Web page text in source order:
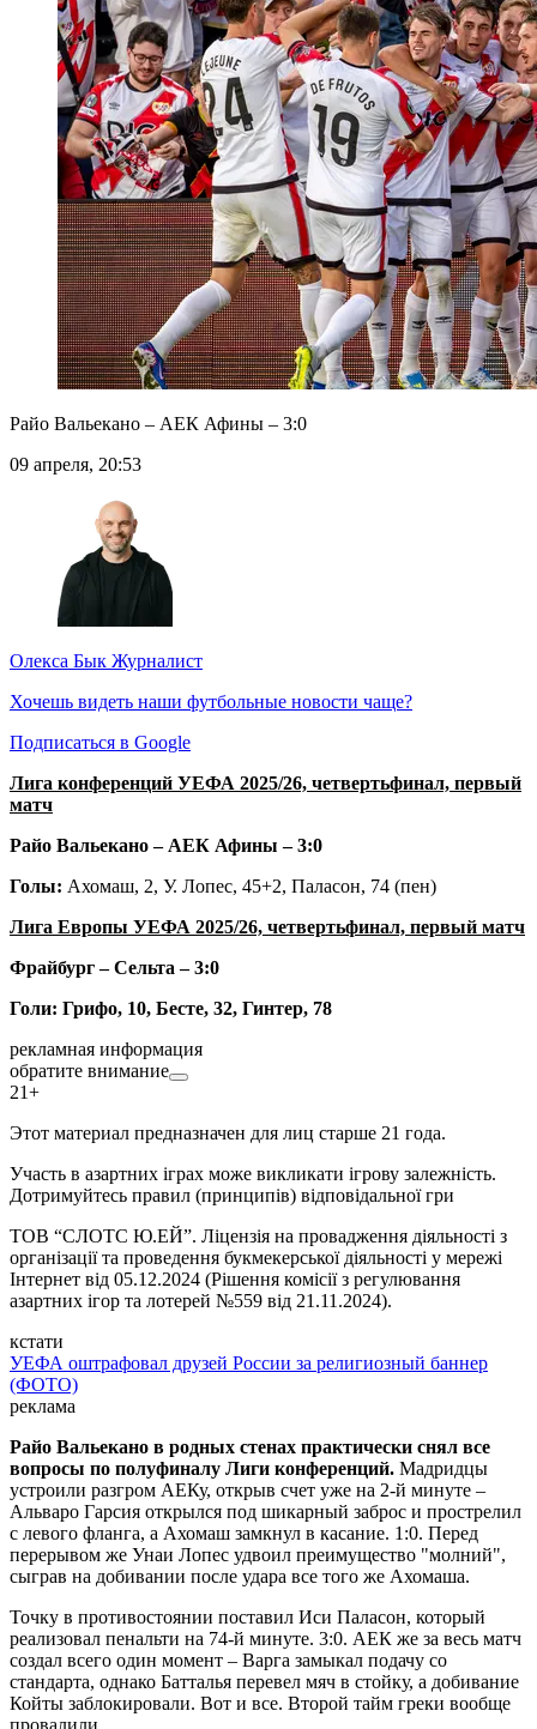
Райо Вальекано – АЕК Афины – 3:0
09 апреля, 20:53
Олекса Бык Журналист
Хочешь видеть наши футбольные новости чаще?
Подписаться в Google
Лига конференций УЕФА 2025/26, четвертьфинал, первый
матч
Райо Вальекано – АЕК Афины – 3:0
Голы: Ахомаш, 2, У. Лопес, 45+2, Паласон, 74 (пен)
Лига Европы УЕФА 2025/26, четвертьфинал, первый матч
Фрайбург – Сельта – 3:0
Голи: Грифо, 10, Бесте, 32, Гинтер, 78
рекламная информация
обратите внимание
21+
Этот материал предназначен для лиц старше 21 года.
Участь в азартних іграх може викликати ігрову залежність.
Дотримуйтесь правил (принципів) відповідальної гри
ТОВ “СЛОТС Ю.ЕЙ”. Ліцензія на провадження діяльності з
організації та проведення букмекерської діяльності у мережі
Інтернет від 05.12.2024 (Рішення комісії з регулювання
азартних ігор та лотерей №559 від 21.11.2024).
кстати
УЕФА оштрафовал друзей России за религиозный баннер
(ФОТО)
реклама
Райо Вальекано в родных стенах практически снял все
вопросы по полуфиналу Лиги конференций. Мадридцы
устроили разгром АЕКу, открыв счет уже на 2-й минуте –
Альваро Гарсия открылся под шикарный заброс и прострелил
с левого фланга, а Ахомаш замкнул в касание. 1:0. Перед
перерывом же Унаи Лопес удвоил преимущество "молний",
сыграв на добивании после удара все того же Ахомаша.
Точку в противостоянии поставил Иси Паласон, который
реализовал пенальти на 74-й минуте. 3:0. АЕК же за весь матч
создал всего один момент – Варга замыкал подачу со
стандарта, однако Батталья перевел мяч в стойку, а добивание
Койты заблокировали. Вот и все. Второй тайм греки вообще